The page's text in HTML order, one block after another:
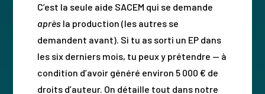
C’est la seule aide SACEM qui se demande
aprèsla production (les autres se
demandent avant). Si tu as sorti un EP dans
les six derniers mois, tu peux y prétendre — à
condition d’avoir généré environ 5 000 € de
droits d’auteur. On détaille tout dans notre